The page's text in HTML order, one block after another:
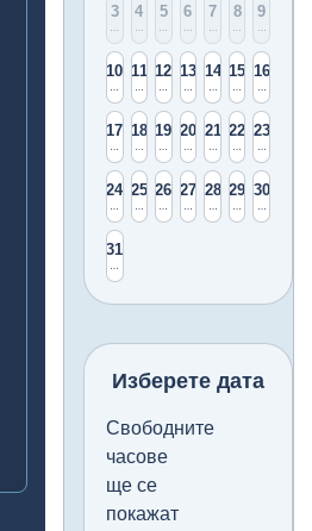
3 4 5 6 7 8 9
10 11 12 13 14 15 16
17 18 19 20 21 22 23
24 25 26 27 28 29 30
31
Изберете дата
Свободните
часове
ще се
покажат